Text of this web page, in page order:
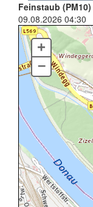
Feinstaub (PM10)
09.08.2026 04:30
+
–